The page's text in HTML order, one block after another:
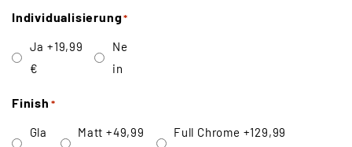
Individualisierung*
Ja +19,99
€
Ne
in
Finish *
Gla
Matt +49,99
Full Chrome +129,99